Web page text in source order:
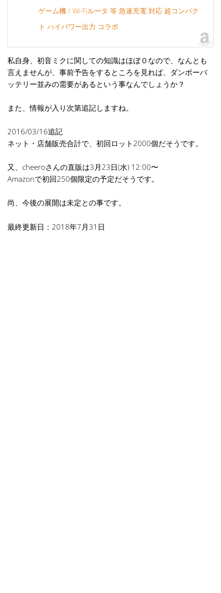
ゲーム機 / Wi-Fiルータ 等 急速充電 対応 超コンパク
ト ハイパワー出力 コラボ
私自身、初音ミクに関しての知識はほぼ０なので、なんとも
言えませんが、事前予告をするところを見れば、ダンボーバ
ッテリー並みの需要があるという事なんでしょうか？
また、情報が入り次第追記しますね。
2016/03/16追記
ネット・店舗販売合計で、初回ロット2000個だそうです。
又、cheeroさんの直販は3月23日(水) 12:00〜
Amazonで初回250個限定の予定だそうです。
尚、今後の展開は未定との事です。
最終更新日：2018年7月31日